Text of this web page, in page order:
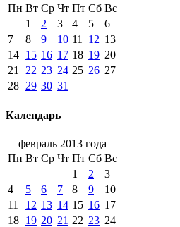
Пн Вт Ср Чт Пт Сб Вс
1
2 3 4 5
6
7
8 9 10 11 12 13
14 15 16 17 18 19 20
21
22 23 24 25 26 27
28 29 30 31
Календарь
февраль 2013 года
Пн Вт Ср Чт Пт Сб Вс
1
2
3
4
5 6 7 8 9
10
11
12 13 14 15 16 17
18 19 20 21 22 23 24